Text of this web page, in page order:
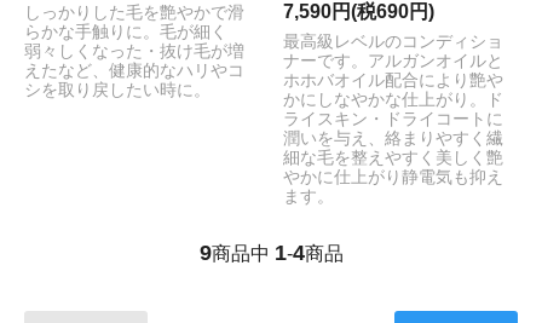
しっかりした毛を艶やかで滑
らかな手触りに。毛が細く
弱々しくなった・抜け毛が増
えたなど、健康的なハリやコ
シを取り戻したい時に。
7,590円(税690円)
最高級レベルのコンディショ
ナーです。アルガンオイルと
ホホバオイル配合により艶や
かにしなやかな仕上がり。ド
ライスキン・ドライコートに
潤いを与え、絡まりやすく繊
細な毛を整えやすく美しく艶
やかに仕上がり静電気も抑え
ます。
9商品中 1-4商品